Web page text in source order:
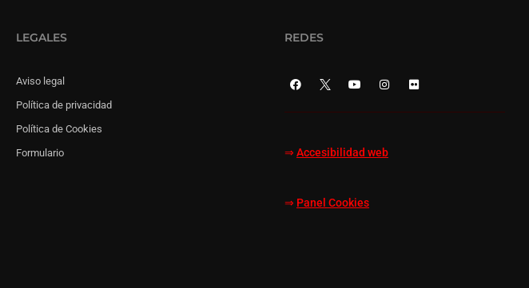
LEGALES
Aviso legal
Política de privacidad
Política de Cookies
Formulario
REDES
⇒ Accesibilidad web
⇒ Panel Cookies